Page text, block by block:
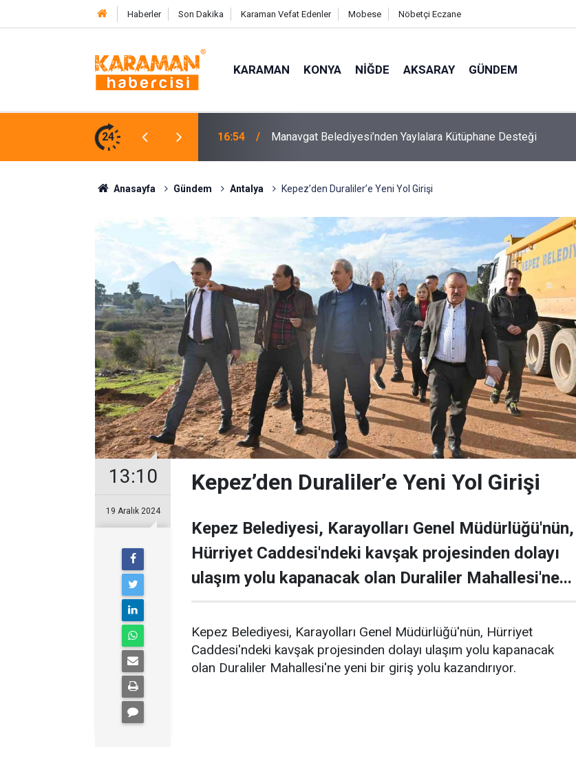
Haberler Son Dakika Karaman Vefat Edenler Mobese Nöbetçi Eczane
KARAMAN KONYA NIĞDE AKSARAY GÜNDEM
24
Kütüphane Desteği 16:35 Mersin’de Patlayan Domates Konservesi 9 Aylık Bebeği Yaktı
Anasayfa Gündem Antalya Kepez’den Duraliler’e Yeni Yol Girişi
13:10
19 Aralık 2024
Kepez’den Duraliler’e Yeni Yol Girişi
Kepez Belediyesi, Karayolları Genel Müdürlüğü'nün,
Hürriyet Caddesi'ndeki kavşak projesinden dolayı
ulaşım yolu kapanacak olan Duraliler Mahallesi'ne...
Kepez Belediyesi, Karayolları Genel Müdürlüğü'nün, Hürriyet
Caddesi'ndeki kavşak projesinden dolayı ulaşım yolu kapanacak
olan Duraliler Mahallesi'ne yeni bir giriş yolu kazandırıyor.